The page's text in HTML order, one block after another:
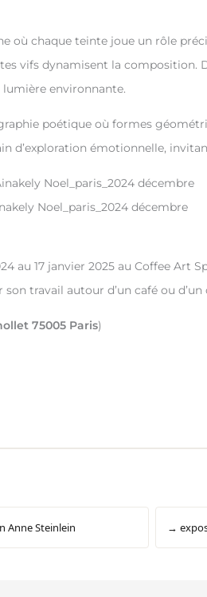
où chaque teinte joue un rôle
vifs dynamisent la
environnante.
poétique où formes
d’exploration émotionnelle,
Noel_paris_2024 décembre
au 17 janvier 2025 au Coffee Art
travail autour d’un café ou
75005 Paris)
Anne Steinlein →